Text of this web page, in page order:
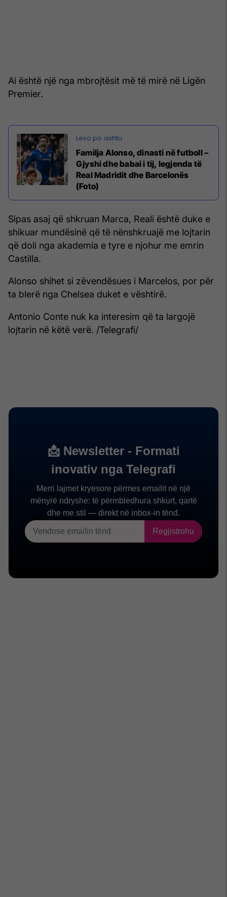
Ai është një nga mbrojtësit më të mirë në Ligën
Premier.
Familja Alonso, dinasti në futboll –
Gjyshi dhe babai i tij, legjenda të
Real Madridit dhe Barcelonës
(Foto)
Sipas asaj që shkruan Marca, Reali është duke e
shikuar mundësinë që të nënshkruajë me lojtarin
që doli nga akademia e tyre e njohur me emrin
Castilla.
Alonso shihet si zëvendësues i Marcelos, por për
ta blerë nga Chelsea duket e vështirë.
Antonio Conte nuk ka interesim që ta largojë
lojtarin në këtë verë. /Telegrafi/